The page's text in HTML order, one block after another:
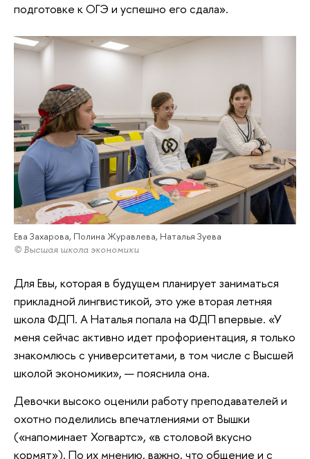
подготовке к ОГЭ и успешно его сдала».
Ева Захарова, Полина Журавлева, Наталья Зуева
© Высшая школа экономики
Для Евы, которая в будущем планирует заниматься
прикладной лингвистикой, это уже вторая летняя
школа ФДП. А Наталья попала на ФДП впервые. «У
меня сейчас активно идет профориентация, я только
знакомлюсь с университетами, в том числе с Высшей
школой экономики», — пояснила она.
Девочки высоко оценили работу преподавателей и
охотно поделились впечатлениями от Вышки
(«напоминает Хогвартс», «в столовой вкусно
кормят»). По их мнению, важно, что общение и с